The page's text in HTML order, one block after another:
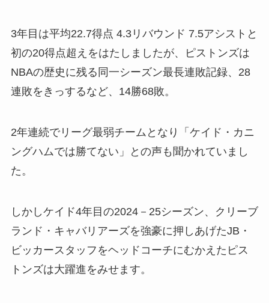
3年目は平均22.7得点 4.3リバウンド 7.5アシストと
初の20得点超えをはたしましたが、ピストンズは
NBAの歴史に残る同一シーズン最長連敗記録、28
連敗をきっするなど、14勝68敗。
2年連続でリーグ最弱チームとなり「ケイド・カニ
ングハムでは勝てない」との声も聞かれていまし
た。
しかしケイド4年目の2024－25シーズン、クリーブ
ランド・キャバリアーズを強豪に押しあげたJB・
ビッカースタッフをヘッドコーチにむかえたピス
トンズは大躍進をみせます。